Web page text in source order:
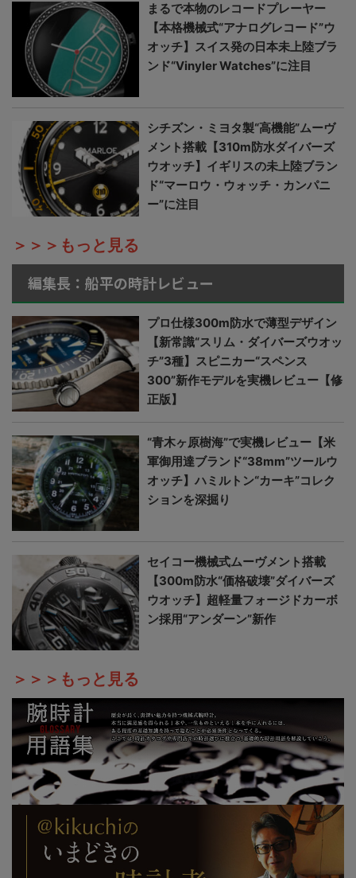
まるで本物のレコードプレーヤー
【本格機械式“アナログレコード”ウ
オッチ】スイス発の日本未上陸ブラ
ンド“Vinyler Watches”に注目
シチズン・ミヨタ製“高機能”ムーヴ
メント搭載【310m防水ダイバーズ
ウオッチ】イギリスの未上陸ブラン
ド“マーロウ・ウォッチ・カンパニ
ー”に注目
＞＞＞もっと見る
編集長：船平の時計レビュー
プロ仕様300m防水で薄型デザイン
【新常識“スリム・ダイバーズウオッ
チ”3種】スピニカー“スペンス
300”新作モデルを実機レビュー【修
正版】
“青木ヶ原樹海”で実機レビュー【米
軍御用達ブランド“38mm”ツールウ
オッチ】ハミルトン“カーキ”コレク
ションを深掘り
セイコー機械式ムーヴメント搭載
【300m防水“価格破壊”ダイバーズ
ウオッチ】超軽量フォージドカーボ
ン採用“アンダーン”新作
＞＞＞もっと見る